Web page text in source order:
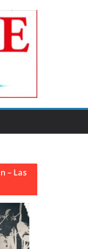
– Las